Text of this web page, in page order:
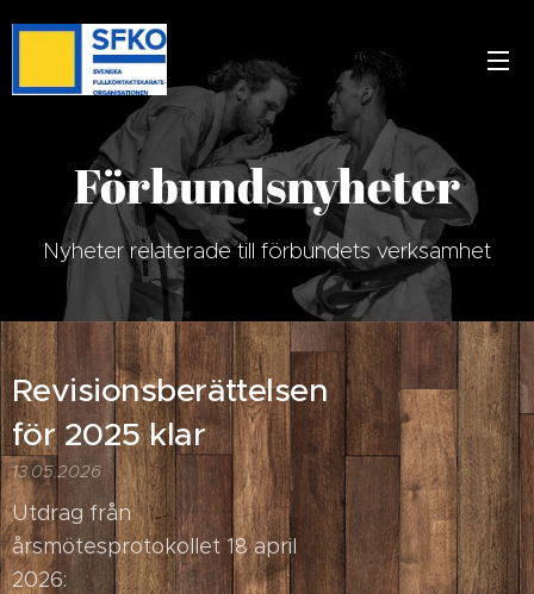
Förbundsnyheter
Nyheter relaterade till förbundets verksamhet
Revisionsberättelsen
för 2025 klar
13.05.2026
Utdrag från
årsmötesprotokollet 18 april
2026: